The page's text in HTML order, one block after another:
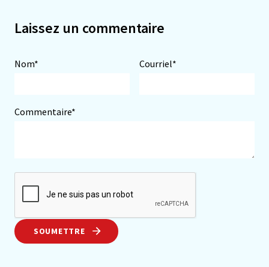
Laissez un commentaire
Nom* Courriel*
Commentaire*
SOUMETTRE